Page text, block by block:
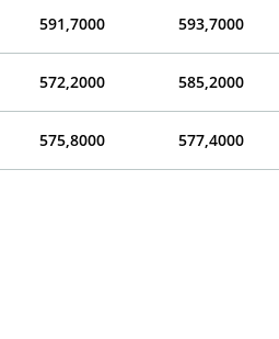
591,7000 593,7000
572,2000 585,2000
575,8000 577,4000